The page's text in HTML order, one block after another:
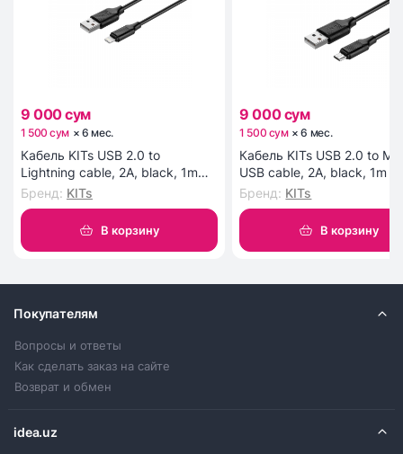
9 000 сум
1 500 сум × 6 мес.
Кабель KITs USB 2.0 to
Lightning cable, 2A, black, 1m
(KITS-W-003)
Бренд: KITs
В корзину
9 000 сум
1 500 сум ×6 мес.
Кабель KITs USB 2.0 to
USB cable, 2A, black, 1m
W-002)
Бренд: KITs
В корзину
Покупателям
Вопросы и ответы
Как сделать заказ на сайте
Возврат и обмен
idea.uz